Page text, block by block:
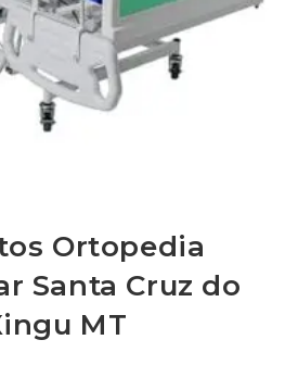
Ortopedia
Santa Cruz do
MT